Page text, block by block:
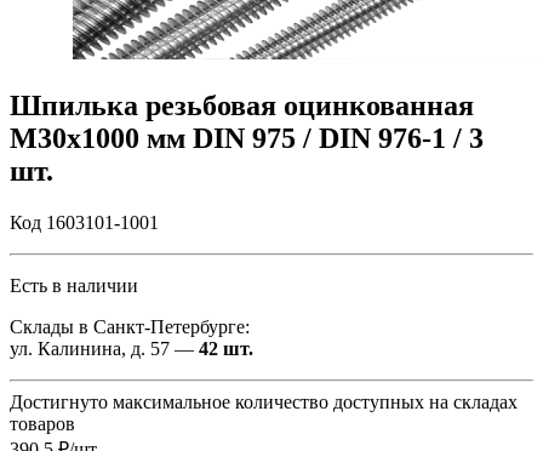
Шпилька резьбовая оцинкованная
M30х1000 мм DIN 975 / DIN 976-1 / 3
шт.
Код 1603101-1001
Есть в наличии
Склады в Санкт-Петербурге:
ул. Калинина, д. 57 — 42 шт.
Достигнуто максимальное количество доступных на складах
товаров